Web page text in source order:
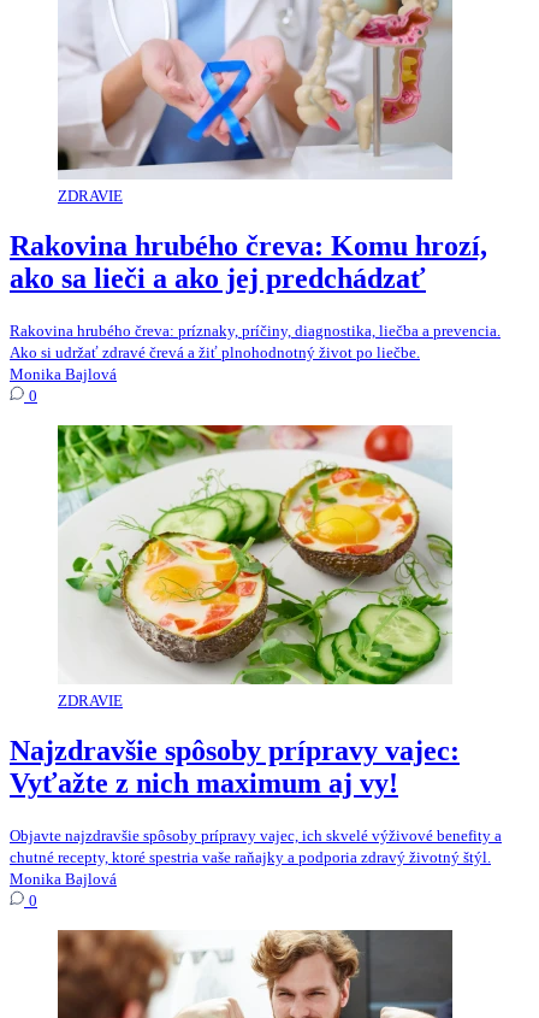
ZDRAVIE
Rakovina hrubého čreva: Komu hrozí,
ako sa lieči a ako jej predchádzať
Rakovina hrubého čreva: príznaky, príčiny, diagnostika, liečba a prevencia.
Ako si udržať zdravé črevá a žiť plnohodnotný život po liečbe.
Monika Bajlová
0
ZDRAVIE
Najzdravšie spôsoby prípravy vajec:
Vyťažte z nich maximum aj vy!
Objavte najzdravšie spôsoby prípravy vajec, ich skvelé výživové benefity a
chutné recepty, ktoré spestria vaše raňajky a podporia zdravý životný štýl.
Monika Bajlová
0